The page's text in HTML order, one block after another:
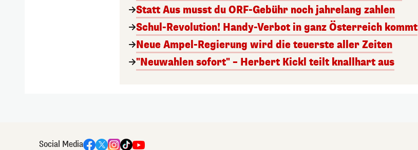
Statt Aus musst du ORF-Gebühr noch jahrelang zahlen
Schul-Revolution! Handy-Verbot in ganz Österreich kommt
Neue Ampel-Regierung wird die teuerste aller Zeiten
"Neuwahlen sofort" – Herbert Kickl teilt knallhart aus
Social Media